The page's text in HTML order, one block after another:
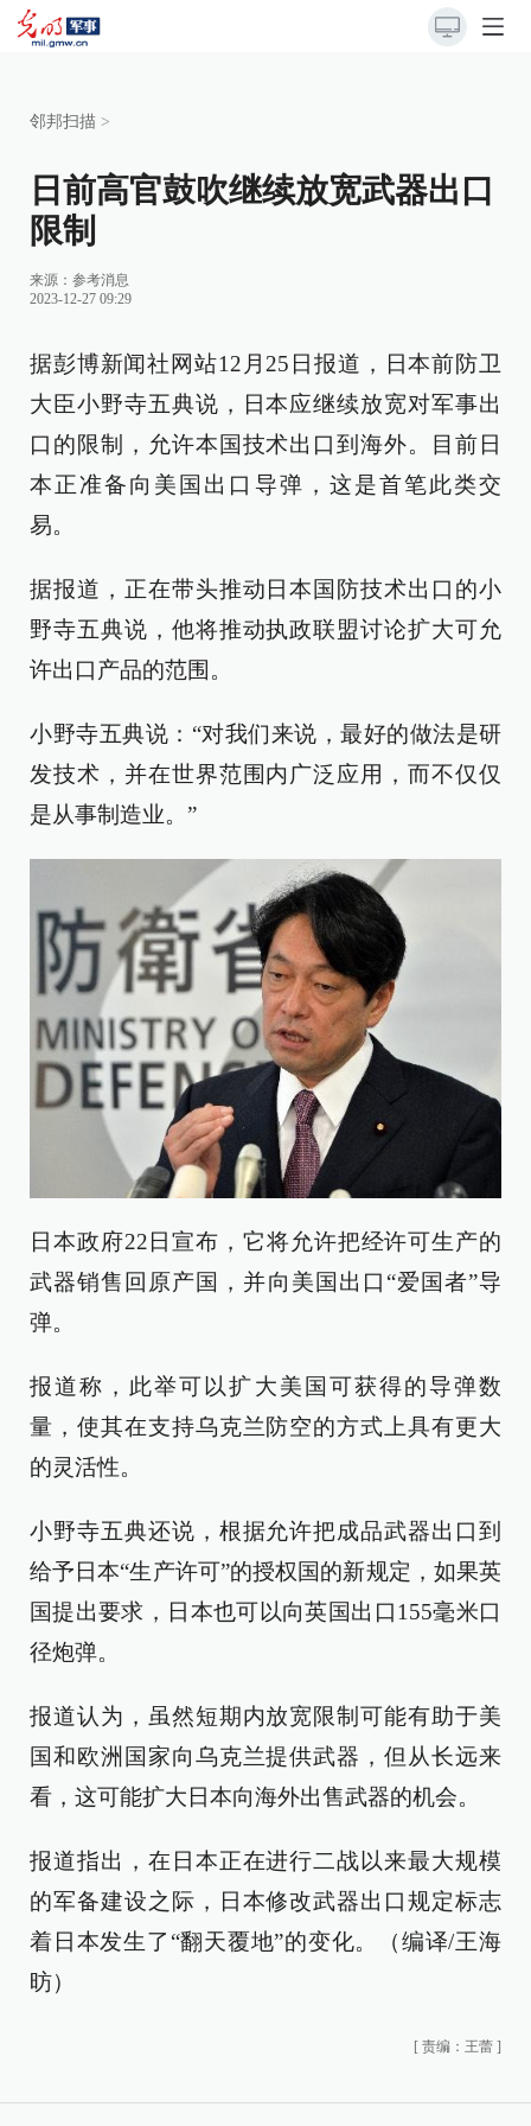
邻邦扫描 >
日前高官鼓吹继续放宽武器出口
限制
来源： 参考消息
2023-12-27 09:29
据彭博新闻社网站12月25日报道，日本前防卫
大臣小野寺五典说，日本应继续放宽对军事出
口的限制，允许本国技术出口到海外。目前日
本正准备向美国出口导弹，这是首笔此类交
易。
据报道，正在带头推动日本国防技术出口的小
野寺五典说，他将推动执政联盟讨论扩大可允
许出口产品的范围。
小野寺五典说：“对我们来说，最好的做法是研
发技术，并在世界范围内广泛应用，而不仅仅
是从事制造业。”
日本政府22日宣布，它将允许把经许可生产的
武器销售回原产国，并向美国出口“爱国者”导
弹。
报道称，此举可以扩大美国可获得的导弹数
量，使其在支持乌克兰防空的方式上具有更大
的灵活性。
小野寺五典还说，根据允许把成品武器出口到
给予日本“生产许可”的授权国的新规定，如果英
国提出要求，日本也可以向英国出口155毫米口
径炮弹。
报道认为，虽然短期内放宽限制可能有助于美
国和欧洲国家向乌克兰提供武器，但从长远来
看，这可能扩大日本向海外出售武器的机会。
报道指出，在日本正在进行二战以来最大规模
的军备建设之际，日本修改武器出口规定标志
着日本发生了“翻天覆地”的变化。（编译/王海
昉）
[ 责编：王蕾 ]